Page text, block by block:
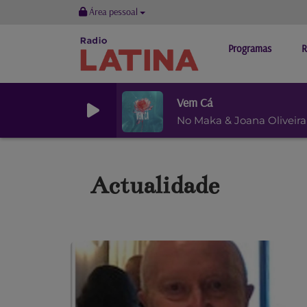
Área pessoal
Programas
Vem Cá
No Maka & Joana Oliveira
Actualidade